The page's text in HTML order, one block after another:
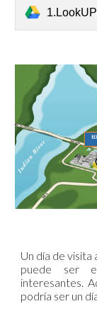
Un día de
puede ser
interesantes.
podría ser un